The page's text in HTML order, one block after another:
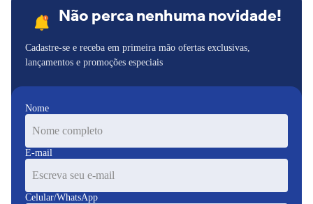
Não perca nenhuma novidade!
Cadastre-se e receba em primeira mão ofertas exclusivas,
lançamentos e promoções especiais
Nome
E-mail
Celular/WhatsApp